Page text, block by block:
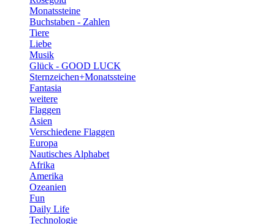
Monatssteine
Buchstaben - Zahlen
Tiere
Liebe
Musik
Glück - GOOD LUCK
Sternzeichen+Monatssteine
Fantasia
weitere
Flaggen
Asien
Verschiedene Flaggen
Europa
Nautisches Alphabet
Afrika
Amerika
Ozeanien
Fun
Daily Life
Technologie